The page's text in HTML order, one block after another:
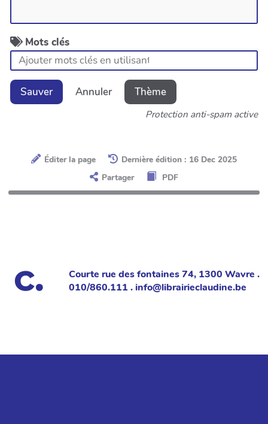
Mots clés
Sauver Annuler Thème
Protection anti-spam active
Éditer la page
Dernière édition : 16 Dec 2025
Partager
PDF
Courte rue des fontaines 74, 1300 Wavre .
010/860.111 . info@librairieclaudine.be